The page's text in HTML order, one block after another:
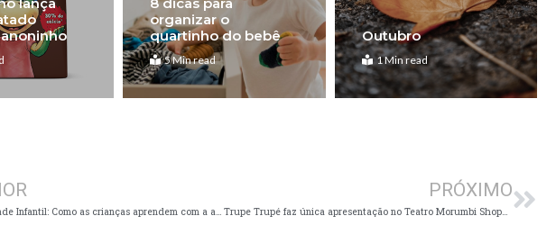
lança
8 dicas para
organizar o
quartinho do bebê
5 Min read
Outubro
1 Min read
Psicomotricidade Infantil: Como as crianças aprendem com a ajuda de atividades que estimulam os movimentos
PRÓXIMO
Trupe Trupé faz única apresentação no Teatro Morumbi Shopping em 19/03